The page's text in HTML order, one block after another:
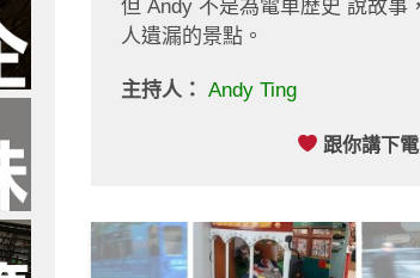
但 Andy 不是為電車歴史 說故事
人遺漏的景點。
主持人： Andy Ting
跟你講下